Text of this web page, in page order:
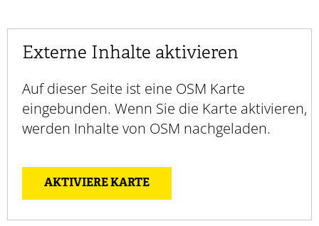
Externe Inhalte aktivieren
Auf dieser Seite ist eine OSM Karte
eingebunden. Wenn Sie die Karte aktivieren,
werden Inhalte von OSM nachgeladen.
AKTIVIERE KARTE